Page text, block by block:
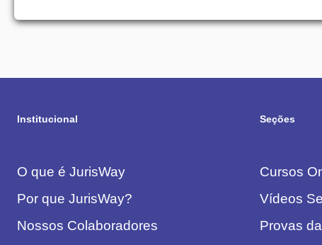
Institucional
O que é JurisWay
Por que JurisWay?
Nossos Colaboradores
Seções
Cursos
Vídeos
Provas